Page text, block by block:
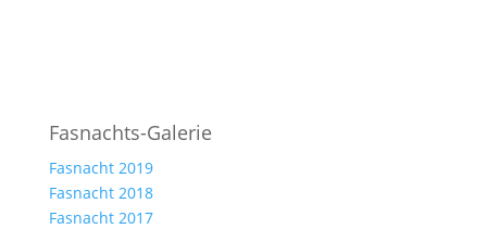
Fasnachts-Galerie
Fasnacht 2019
Fasnacht 2018
Fasnacht 2017